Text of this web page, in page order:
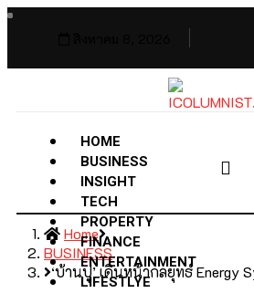
HOME
BUSINESS
INSIGHT
TECH
PROPERTY
FINANCE
ENTERTAINMENT
LIFESTLYE
Home
BUSINESS
‘บ้านปู’ เดินหน้ากลยุทธ์ Energy